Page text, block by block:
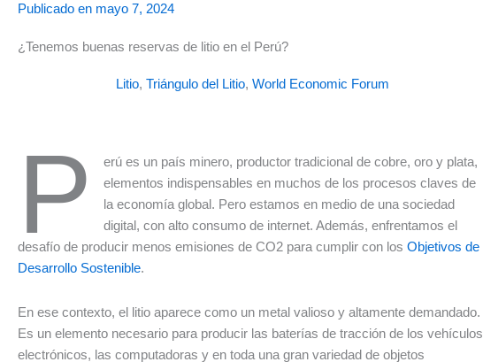
Publicado en mayo 7, 2024
¿Tenemos buenas reservas de litio en el Perú?
Litio, Triángulo del Litio, World Economic Forum
P
erú es un país minero, productor tradicional de cobre, oro y plata,
elementos indispensables en muchos de los procesos claves de
la economía global. Pero estamos en medio de una sociedad
digital, con alto consumo de internet. Además, enfrentamos el
desafío de producir menos emisiones de CO2 para cumplir con los Objetivos de
Desarrollo Sostenible.
En ese contexto, el litio aparece como un metal valioso y altamente demandado.
Es un elemento necesario para producir las baterías de tracción de los vehículos
electrónicos, las computadoras y en toda una gran variedad de objetos